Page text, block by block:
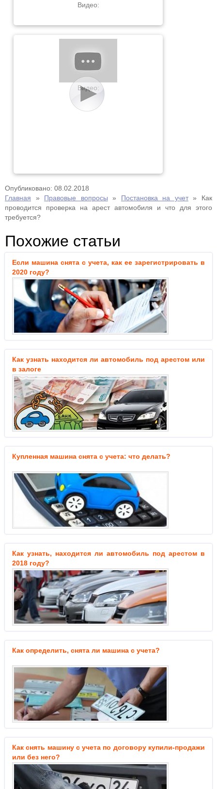
Видео:
Видео:
Опубликовано: 08.02.2018
Главная » Правовые вопросы » Постановка на учет» Как
проводится проверка на арест автомобиля и что для этого
требуется?
Похожие статьи
Если машина снята с учета, как ее зарегистрировать в
2020 году?
Как узнать находится ли автомобиль под арестом или
в залоге
Купленная машина снята с учета: что делать?
Как узнать, находится ли автомобиль под арестом в
2018 году?
Как определить, снята ли машина с учета?
Как снять машину с учета по договору купили-продажи
или без него?